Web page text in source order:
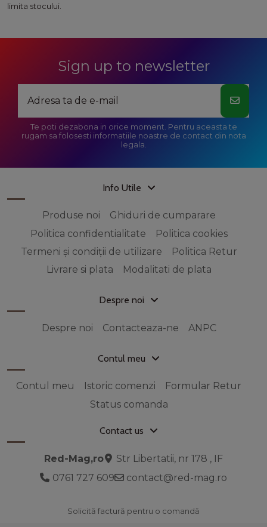
limita stocului.
Sign up to newsletter
Te poti dezabona in orice moment. Pentru aceasta te
rugam sa folosesti informatiile noastre de contact din nota
legala.
Info Utile
Produse noi
Ghiduri de cumparare
Politica confidentialitate
Politica cookies
Termeni și condiții de utilizare
Politica Retur
Livrare si plata
Modalitati de plata
Despre noi
Despre noi Contacteaza-ne ANPC
Contul meu
Contul meu Istoric comenzi
Formular Retur
Status comanda
Contact us
Red-Mag,ro
Str Libertatii, nr 178 , IF
0761 727 609
contact@red-mag.ro
Solicită factură pentru o comandă